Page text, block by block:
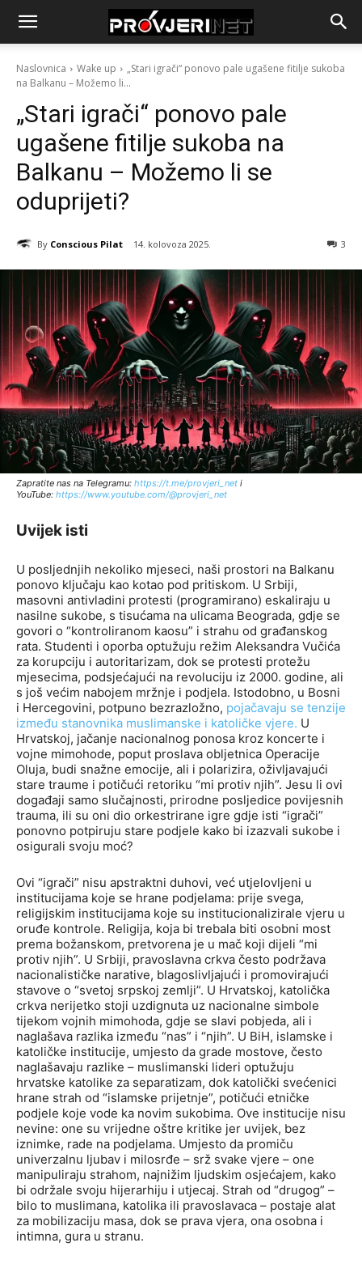
Naslovnica Wake up
„Stari igrači“ ponovo pale ugašene fitilje sukoba
na Balkanu – Možemo li...
„Stari igrači“ ponovo pale
ugašene fitilje sukoba na
Balkanu – Možemo li se
oduprijeti?
By Conscious Pilat 14. kolovoza 2025. 3
Zapratite nas na Telegramu: https://t.me/provjeri_net i
YouTube: https://www.youtube.com/@provjeri_net
Uvijek isti
U posljednjih nekoliko mjeseci, naši prostori na Balkanu
ponovo ključaju kao kotao pod pritiskom. U Srbiji,
masovni antivladini protesti (programirano) eskaliraju u
nasilne sukobe, s tisućama na ulicama Beograda, gdje se
govori o “kontroliranom kaosu” i strahu od građanskog
rata. Studenti i oporba optužuju režim Aleksandra Vučića
za korupciju i autoritarizam, dok se protesti protežu
mjesecima, podsjećajući na revoluciju iz 2000. godine, ali
s još većim nabojem mržnje i podjela. Istodobno, u Bosni
i Hercegovini, potpuno bezrazložno, pojačavaju se tenzije
između stanovnika muslimanske i katoličke vjere. U
Hrvatskoj, jačanje nacionalnog ponosa kroz koncerte i
vojne mimohode, poput proslava obljetnica Operacije
Oluja, budi snažne emocije, ali i polarizira, oživljavajući
stare traume i potičući retoriku “mi protiv njih”. Jesu li ovi
događaji samo slučajnosti, prirodne posljedice povijesnih
trauma, ili su oni dio orkestrirane igre gdje isti “igrači”
ponovno potpiruju stare podjele kako bi izazvali sukobe i
osigurali svoju moć?
Ovi “igrači” nisu apstraktni duhovi, već utjelovljeni u
institucijama koje se hrane podjelama: prije svega,
religijskim institucijama koje su institucionalizirale vjeru u
oruđe kontrole. Religija, koja bi trebala biti osobni most
prema božanskom, pretvorena je u mač koji dijeli “mi
protiv njih”. U Srbiji, pravoslavna crkva često podržava
nacionalističke narative, blagoslivljajući i promovirajući
stavove o “svetoj srpskoj zemlji”. U Hrvatskoj, katolička
crkva nerijetko stoji uzdignuta uz nacionalne simbole
tijekom vojnih mimohoda, gdje se slavi pobjeda, ali i
naglašava razlika između “nas” i “njih”. U BiH, islamske i
katoličke institucije, umjesto da grade mostove, često
naglašavaju razlike – muslimanski lideri optužuju
hrvatske katolike za separatizam, dok katolički svećenici
hrane strah od “islamske prijetnje”, potičući etničke
podjele koje vode ka novim sukobima. Ove institucije nisu
nevine: one su vrijedne oštre kritike jer uvijek, bez
iznimke, rade na podjelama. Umjesto da promiču
univerzalnu ljubav i milosrđe – srž svake vjere – one
manipuliraju strahom, najnižim ljudskim osjećajem, kako
bi održale svoju hijerarhiju i utjecaj. Strah od “drugog” –
bilo to muslimana, katolika ili pravoslavaca – postaje alat
za mobilizaciju masa, dok se prava vjera, ona osobna i
intimna, gura u stranu.